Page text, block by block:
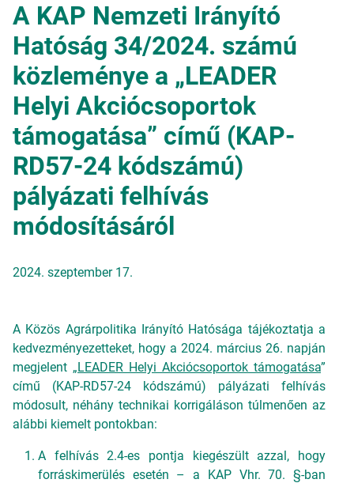
A KAP Nemzeti Irányító
Hatóság 34/2024. számú
közleménye a „LEADER
Helyi Akciócsoportok
támogatása” című (KAP-
RD57-24 kódszámú)
pályázati felhívás
módosításáról
2024. szeptember 17.
A Közös Agrárpolitika Irányító Hatósága tájékoztatja a
kedvezményezetteket, hogy a 2024. március 26. napján
megjelent „LEADER Helyi Akciócsoportok támogatása”
című (KAP-RD57-24 kódszámú) pályázati felhívás
módosult, néhány technikai korrigáláson túlmenően az
alábbi kiemelt pontokban:
A felhívás 2.4-es pontja kiegészült azzal, hogy
forráskimerülés esetén – a KAP Vhr. 70. §-ban